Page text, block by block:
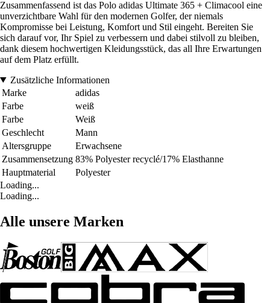
Zusammenfassend ist das Polo adidas Ultimate 365 + Climacool eine
unverzichtbare Wahl für den modernen Golfer, der niemals
Kompromisse bei Leistung, Komfort und Stil eingeht. Bereiten Sie
sich darauf vor, Ihr Spiel zu verbessern und dabei stilvoll zu bleiben,
dank diesem hochwertigen Kleidungsstück, das all Ihre Erwartungen
auf dem Platz erfüllt.
Zusätzliche Informationen
Marke
adidas
Farbe
weiß
Farbe
Weiß
Geschlecht
Mann
Altersgruppe
Erwachsene
Zusammensetzung 83% Polyester recyclé/17% Elasthanne
Hauptmaterial
Polyester
Loading...
Loading...
Alle unsere Marken